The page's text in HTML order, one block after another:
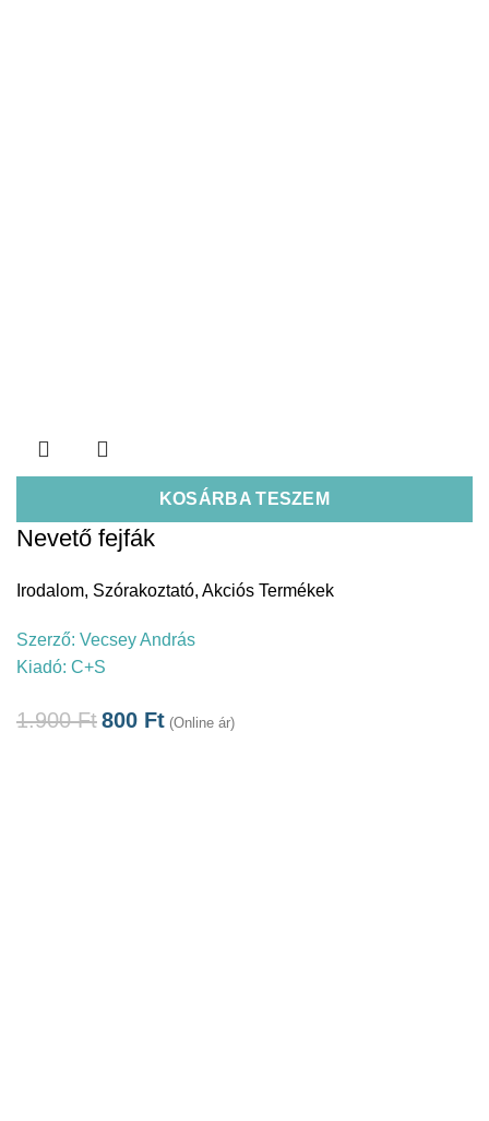
KOSÁRBA TESZEM
Nevető fejfák
Irodalom, Szórakoztató, Akciós Termékek
Szerző: Vecsey András
Kiadó: C+S
1.900Ft800 Ft (Online ár)